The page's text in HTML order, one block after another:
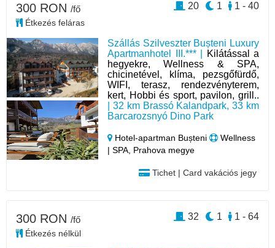
Szállás Szilveszter Bușteni Luxury
Apartmanhotel III.*** |
Kilátással a
hegyekre, Wellness & SPA,
chicinetével, klíma, pezsgőfürdő,
WIFI, terasz, rendezvényterem,
kert, Hobbi és sport, pavilon, grill..
| 32 km Brassó Kalandpark, 33 km
Barcarozsnyó Dino Park
Hotel‑apartman Bușteni
Wellness
| SPA, Prahova megye
Tichet | Card vakációs jegy
300 RON /fő
Étkezés feláras
1 - 40
1
20
300 RON /fő
Étkezés nélkül
1 - 64
1
32